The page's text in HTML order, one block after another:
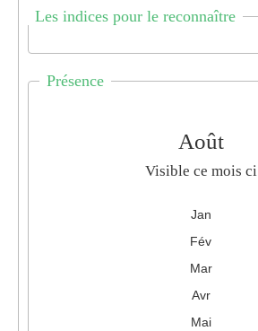
Les indices pour le reconnaître
Présence
Août
Visible ce mois ci
Jan
Fév
Mar
Avr
Mai